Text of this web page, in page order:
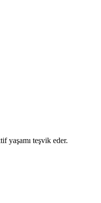
yaşamı teşvik eder.